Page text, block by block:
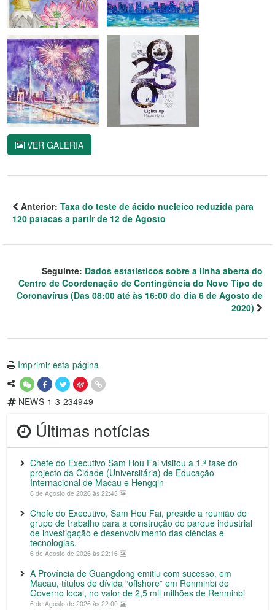
VER GALERIA
Anterior: Taxa do teste de ácido nucleico reduzida para
120 patacas a partir de 12 de Agosto
Seguinte: Dados estatísticos sobre a linha aberta do
Centro de Coordenação de Contingência do Novo Tipo de
Coronavírus (Das 08:00 até às 16:00 do dia 6 de Agosto de
2020)
Imprimir esta página
NEWS-1-3-234949
Últimas notícias
Chefe do Executivo Sam Hou Fai visitou a 1.ª fase do
projecto da Cidade (Universitária) de Educação
Internacional de Macau e Hengqin
6 de Agosto de 2026 às 22:43
Chefe do Executivo, Sam Hou Fai, preside a reunião do
grupo de trabalho para a construção do parque industrial
de investigação e desenvolvimento das ciências e
tecnologias.
6 de Agosto de 2026 às 22:16
A Província de Guangdong emitiu com sucesso, em
Macau, títulos de dívida “offshore” em Renminbi do
Governo local, no valor de 2,5 mil milhões de Renminbi
6 de Agosto de 2026 às 22:00